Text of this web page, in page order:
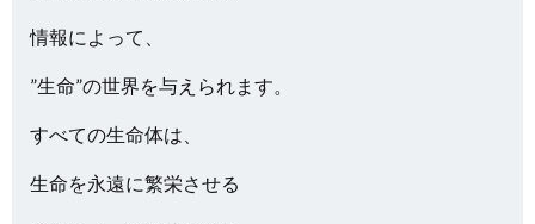
情報によって、
”生命”の世界を与えられます。
すべての生命体は、
生命を永遠に繁栄させる